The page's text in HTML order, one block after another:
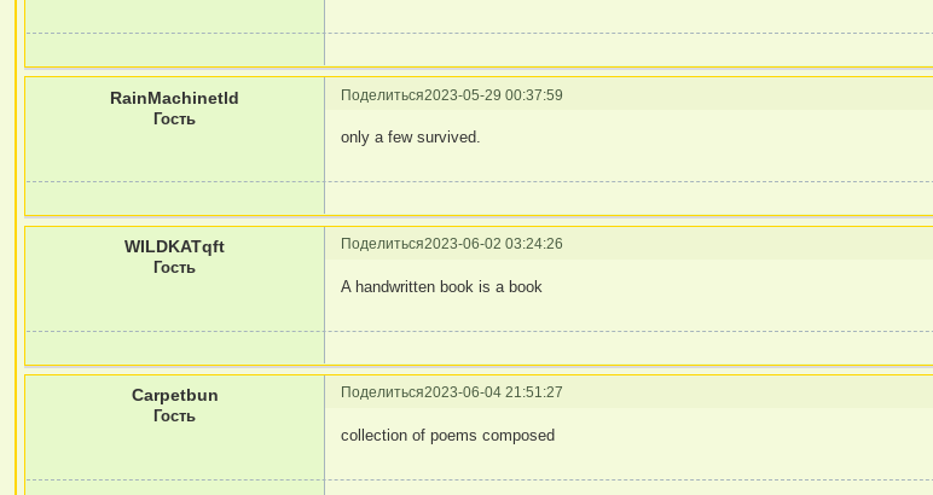
Поделиться2023-05-29 00:37:59
RainMachinetld
Гость
only a few survived.
Поделиться2023-06-02 03:24:26
WILDKATqft
Гость
A handwritten book is a book
Поделиться2023-06-04 21:51:27
Carpetbun
Гость
collection of poems composed